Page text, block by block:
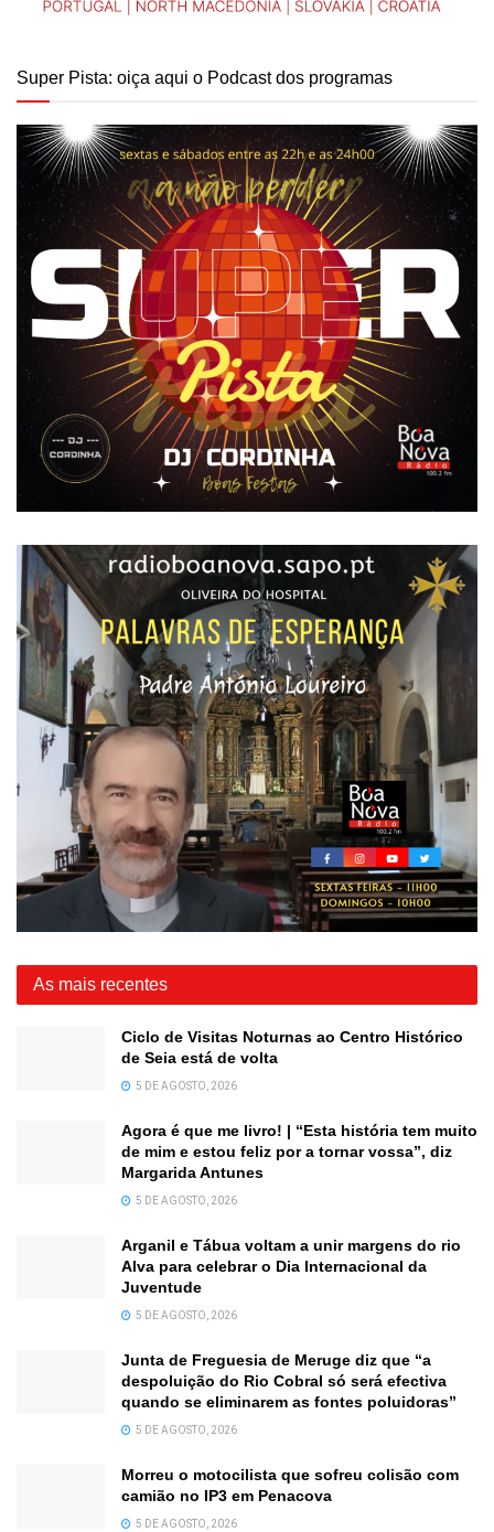
Super Pista: oiça aqui o Podcast dos programas
As mais recentes
Ciclo de Visitas Noturnas ao Centro Histórico
de Seia está de volta
5 DE AGOSTO, 2026
Agora é que me livro! | “Esta história tem muito
de mim e estou feliz por a tornar vossa”, diz
Margarida Antunes
5 DE AGOSTO, 2026
Arganil e Tábua voltam a unir margens do rio
Alva para celebrar o Dia Internacional da
Juventude
5 DE AGOSTO, 2026
Junta de Freguesia de Meruge diz que “a
despoluição do Rio Cobral só será efectiva
quando se eliminarem as fontes poluidoras”
5 DE AGOSTO, 2026
Morreu o motocilista que sofreu colisão com
camião no IP3 em Penacova
5 DE AGOSTO, 2026